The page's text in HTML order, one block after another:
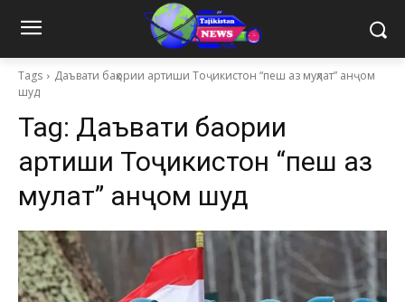
Tags
Даъвати баҳории артиши Тоҷикистон “пеш аз муҳлат” анҷом
шуд
Tag: Даъвати баҳории
артиши Тоҷикистон “пеш аз
муҳлат” анҷом шуд